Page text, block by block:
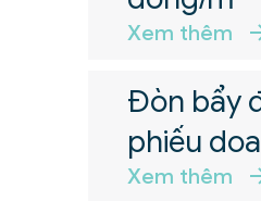
Xem thêm
Đòn bẩy
phiếu
Xem thêm